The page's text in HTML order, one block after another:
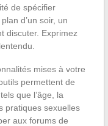
de spécifier
d’un soir, un
discuter. Exprimez
mises à votre
permettent de
que l’âge, la
pratiques sexuelles
aux forums de